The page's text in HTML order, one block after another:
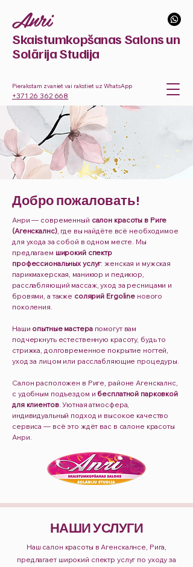
Anri
Skaistumkopšanas Salonsun
Solārija Studija
Pierakstam zvaniet vai rakstiet uz WhatsApp
+371 26 362 668
Добро пожаловать!
Анри — современный салон красоты в Риге
(Агенскалнс), где вы найдёте всё необходимое
для ухода за собой в одном месте. Мы
предлагаем широкий спектр
профессиональных услуг: женская и мужская
парикмахерская, маникюр и педикюр,
расслабляющий массаж, уход за ресницами и
бровями, а также солярий Ergoline нового
поколения.
Наши опытные мастерапомогут вам
подчеркнуть естественную красоту, будь то
стрижка, долговременное покрытие ногтей,
уход за лицом или расслабляющие процедуры.
Салон расположен в Риге, районе Агенскалнс,
с удобным подъездом и бесплатной парковкой
для клиентов. Уютная атмосфера,
индивидуальный подход и высокое качество
сервиса — всё это ждёт вас в салоне красоты
Анри.
НАШИ УСЛУГИ
Наш салон красоты в Агенскалнсе, Рига,
предлагает широкий спектр услуг по уходу за